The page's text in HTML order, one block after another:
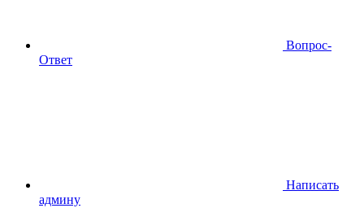
Вопрос-
Ответ
Написать
админу